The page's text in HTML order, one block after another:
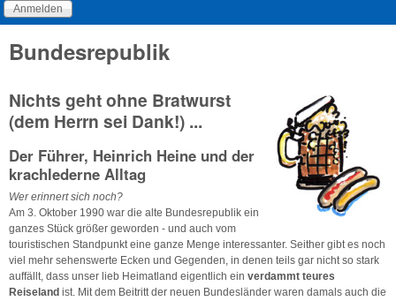
Bundesrepublik
Nichts geht ohne Bratwurst
(dem Herrn sei Dank!) ...
Der Führer, Heinrich Heine und der
krachlederne Alltag
Wer erinnert sich noch?
Am 3. Oktober 1990 war die alte Bundesrepublik ein
ganzes Stück größer geworden - und auch vom
touristischen Standpunkt eine ganze Menge interessanter. Seither gibt es noch
viel mehr sehenswerte Ecken und Gegenden, in denen teils gar nicht so stark
auffällt, dass unser lieb Heimatland eigentlich ein verdammt teures
Reiseland ist. Mit dem Beitritt der neuen Bundesländer waren damals auch die